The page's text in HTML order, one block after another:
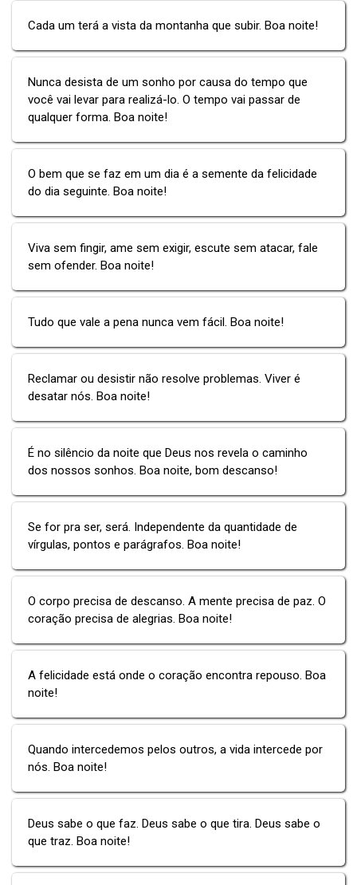
Cada um terá a vista da montanha que subir. Boa noite!
Nunca desista de um sonho por causa do tempo que
você vai levar para realizá-lo. O tempo vai passar de
qualquer forma. Boa noite!
O bem que se faz em um dia é a semente da felicidade
do dia seguinte. Boa noite!
Viva sem fingir, ame sem exigir, escute sem atacar, fale
sem ofender. Boa noite!
Tudo que vale a pena nunca vem fácil. Boa noite!
Reclamar ou desistir não resolve problemas. Viver é
desatar nós. Boa noite!
É no silêncio da noite que Deus nos revela o caminho
dos nossos sonhos. Boa noite, bom descanso!
Se for pra ser, será. Independente da quantidade de
vírgulas, pontos e parágrafos. Boa noite!
O corpo precisa de descanso. A mente precisa de paz. O
coração precisa de alegrias. Boa noite!
A felicidade está onde o coração encontra repouso. Boa
noite!
Quando intercedemos pelos outros, a vida intercede por
nós. Boa noite!
Deus sabe o que faz. Deus sabe o que tira. Deus sabe o
que traz. Boa noite!